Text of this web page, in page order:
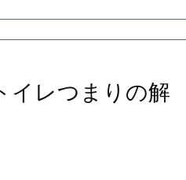
イレつまりの解